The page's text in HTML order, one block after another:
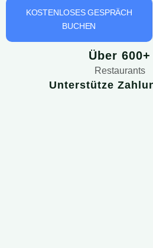
KOSTENLOSES GESPRÄCH
BUCHEN
Über 600+
Restaurants
Unterstütze